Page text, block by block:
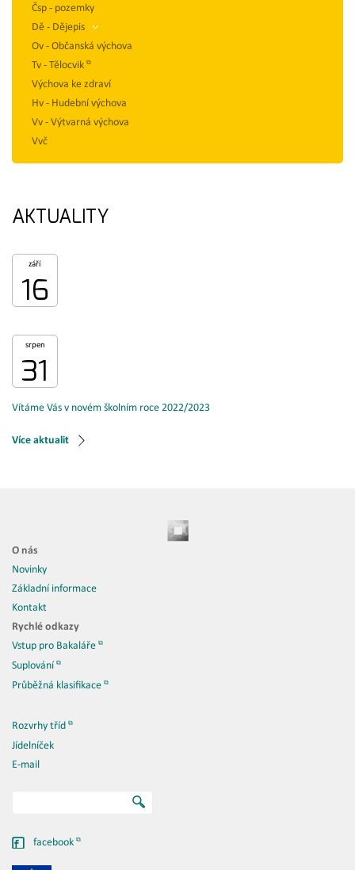
Čsp - pozemky
Dě - Dějepis
Ov - Občanská výchova
Tv - Tělocvik
Výchova ke zdraví
Hv - Hudební výchova
Vv - Výtvarná výchova
Vvč
AKTUALITY
září
16
srpen
31
Vítáme Vás v novém školním roce 2022/2023
Více aktualit
O nás
Novinky
Základní informace
Kontakt
Rychlé odkazy
Vstup pro Bakaláře
Suplování
Průběžná klasifikace
Rozvrhy tříd
Jídelníček
E-mail
facebook